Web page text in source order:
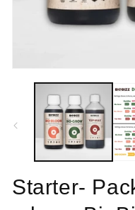
Starter-